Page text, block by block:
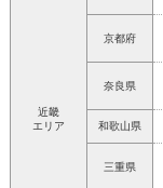
近畿
エリア
京都府
奈良県
和歌山県
三重県